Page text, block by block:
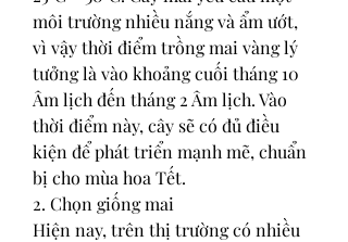
môi trường nhiều nắng và ẩm ướt,
vì vậy thời điểm trồng mai vàng lý
tưởng là vào khoảng cuối tháng 10
Âm lịch đến tháng 2 Âm lịch. Vào
thời điểm này, cây sẽ có đủ điều
kiện để phát triển mạnh mẽ, chuẩn
bị cho mùa hoa Tết.
2. Chọn giống mai
Hiện nay, trên thị trường có nhiều